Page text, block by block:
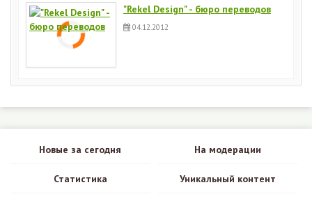
"Rekel Design" - бюро переводов
04.12.2012
Новые за сегодня На модерации
Статистика Уникальный контент